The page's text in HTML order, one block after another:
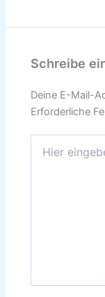
Schreibe
Deine E-Mail-
Erforderliche
eingeben…